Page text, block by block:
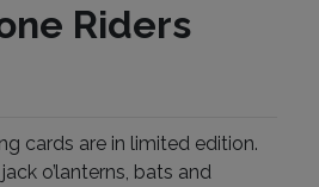
Riders
cards are in limited edition.
o’lanterns, bats and